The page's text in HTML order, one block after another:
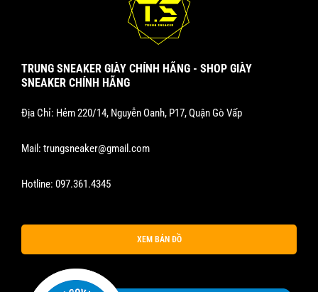
TRUNG SNEAKER GIÀY CHÍNH HÃNG - SHOP GIÀY
SNEAKER CHÍNH HÃNG
Địa Chỉ: Hẻm 220/14, Nguyễn Oanh, P17, Quận Gò Vấp
Mail: trungsneaker@gmail.com
Hotline: 097.361.4345
XEM BẢN ĐỒ